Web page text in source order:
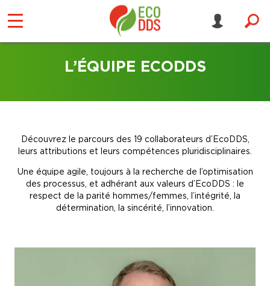
L’ÉQUIPE ECODDS
Découvrez le parcours des 19 collaborateurs d’EcoDDS,
leurs attributions et leurs compétences pluridisciplinaires.
Une équipe agile, toujours à la recherche de l’optimisation
des processus, et adhérant aux valeurs d’EcoDDS : le
respect de la parité hommes/femmes, l’intégrité, la
détermination, la sincérité, l’innovation.